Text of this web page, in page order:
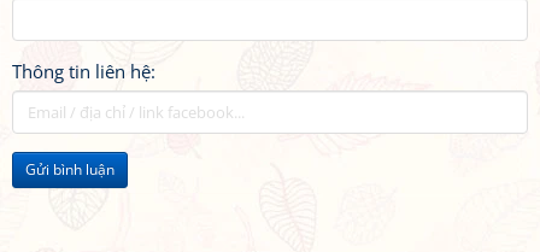
Thông tin liên hệ:
Gửi bình luận